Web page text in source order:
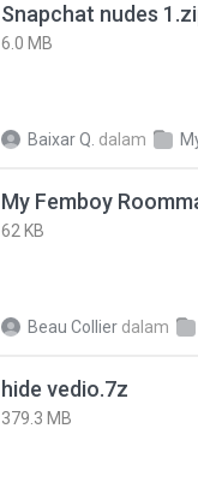
Snapchat nudes
6.0 MB
Baixar Q. dalam
My Femboy
62 KB
Beau Collier dalam
hide vedio.7z
379.3 MB